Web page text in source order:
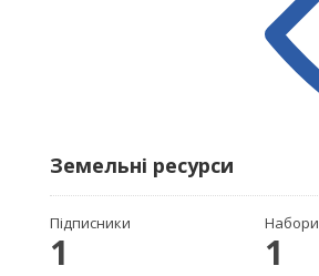
Земельні ресурси
Підписники
1 1